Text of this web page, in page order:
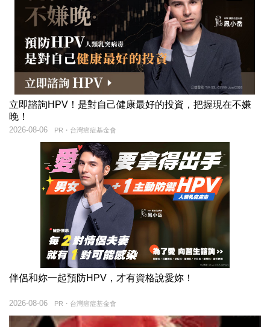
立即諮詢HPV！是對自己健康最好的投資，把握現在不嫌
晚！
PR・台灣癌症基金會
2026-08-06
伴侶和妳一起預防HPV，才有資格說愛妳！
PR・台灣癌症基金會
2026-08-06